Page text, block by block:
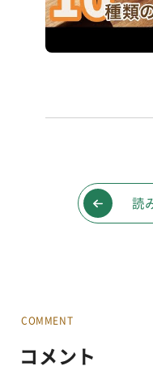
読
COMMENT
コメント